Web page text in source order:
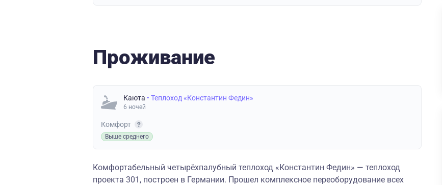
Проживание
Каюта • Теплоход «Константин Федин»
6 ночей
Комфорт
Выше среднего
Комфортабельный четырёхпалубный теплоход «Константин Федин» — теплоход
проекта 301, построен в Германии. Прошел комплексное переоборудование всех